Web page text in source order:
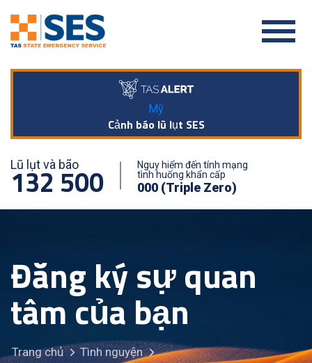
Mỹ
Cảnh báo lũ lụt SES
Lũ lụt và bão
132 500
Nguy hiểm đến tính mạng
tình huống khẩn cấp
000 (Triple Zero)
Đăng ký sự quan
tâm của bạn
Trang chủ
Tình nguyện